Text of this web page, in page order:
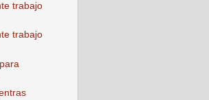
trabajo
trabajo